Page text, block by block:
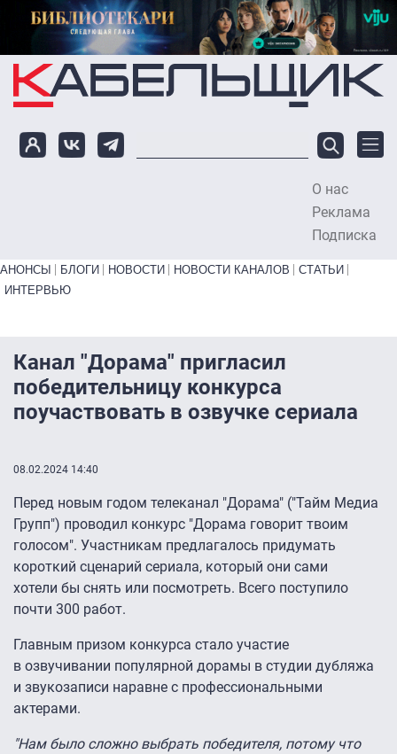
Перейти к основному содержанию
О нас
Реклама
Подписка
Primary links bottom
АНОНСЫ БЛОГИ НОВОСТИ НОВОСТИ КАНАЛОВ
СТАТЬИ
ИНТЕРВЬЮ
Канал "Дорама" пригласил
победительницу конкурса
поучаствовать в озвучке сериала
08.02.2024 14:40
Перед новым годом телеканал "Дорама" ("Тайм Медиа
Групп") проводил конкурс "Дорама говорит твоим
голосом". Участникам предлагалось придумать
короткий сценарий сериала, который они сами
хотели бы снять или посмотреть. Всего поступило
почти 300 работ.
Главным призом конкурса стало участие
в озвучивании популярной дорамы в студии дубляжа
и звукозаписи наравне с профессиональными
актерами.
"Нам было сложно выбрать победителя, потому что